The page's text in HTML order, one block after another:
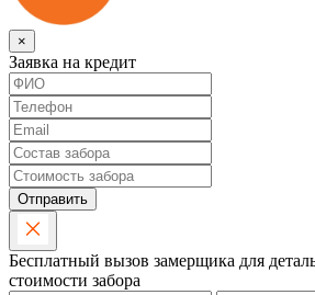
×
Заявка на кредит
Отправить
Бесплатный вызов замерщика для
стоимости забора